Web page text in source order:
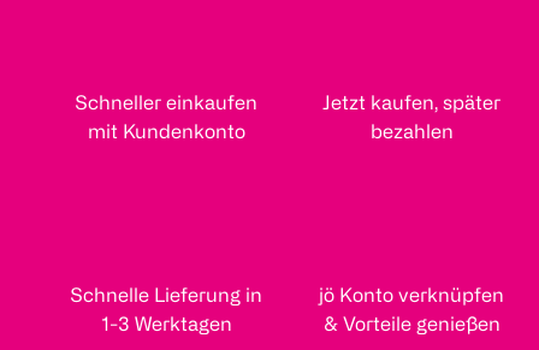
Schneller einkaufen
mit Kundenkonto
Jetzt kaufen, später
bezahlen
Schnelle Lieferung in
1-3 Werktagen
jö Konto verknüpfen
& Vorteile genießen